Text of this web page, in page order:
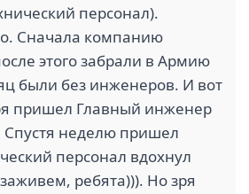
персонал).
Сначала компанию
этого забрали в Армию
были без инженеров. И вот
пришел Главный инженер
Спустя неделю пришел
персонал вдохнул
ребята))). Но зря